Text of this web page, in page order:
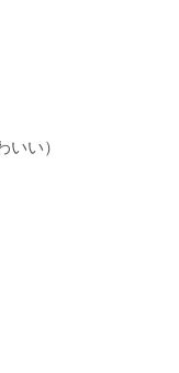
い）